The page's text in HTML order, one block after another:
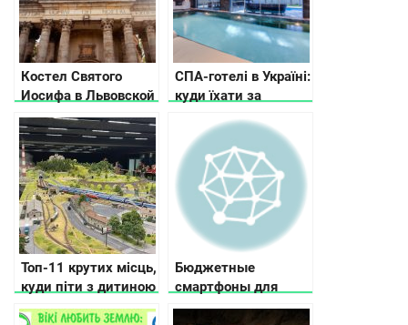
Костел Святого
Иосифа в Львовской
области
СПА-готелі в Україні:
куди їхати за
Топ-11 крутих місць,
куди піти з дитиною
в Києві
Бюджетные
смартфоны для
детей: как выбрать